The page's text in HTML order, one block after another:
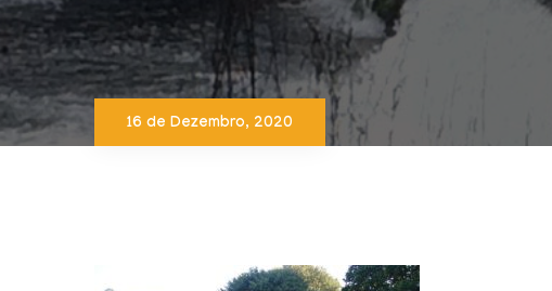
16 de Dezembro, 2020